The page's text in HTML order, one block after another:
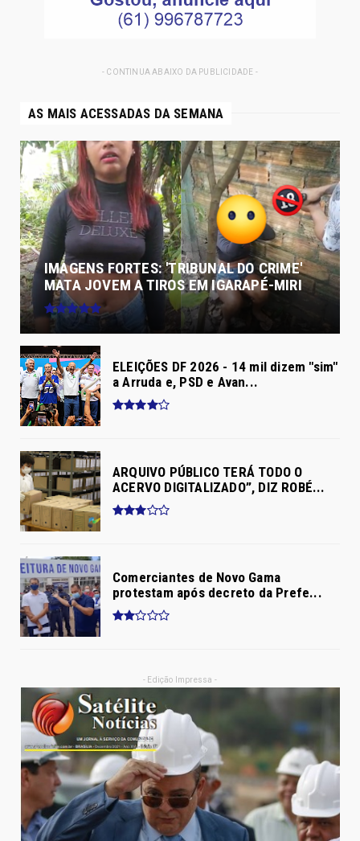
- CONTINUA ABAIXO DA PUBLICIDADE -
AS MAIS ACESSADAS DA SEMANA
IMAGENS FORTES: 'TRIBUNAL DO CRIME'
MATA JOVEM A TIROS EM IGARAPÉ-MIRI
ELEIÇÕES DF 2026 - 14 mil dizem "sim"
a Arruda e, PSD e Avan...
ARQUIVO PÚBLICO TERÁ TODO O
ACERVO DIGITALIZADO”, DIZ ROBÉ...
Comerciantes de Novo Gama
protestam após decreto da Prefe...
- Edição Impressa -